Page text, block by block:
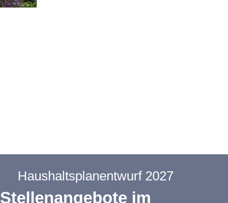
Haushaltsplanentwurf 2027
Stellenangebote im